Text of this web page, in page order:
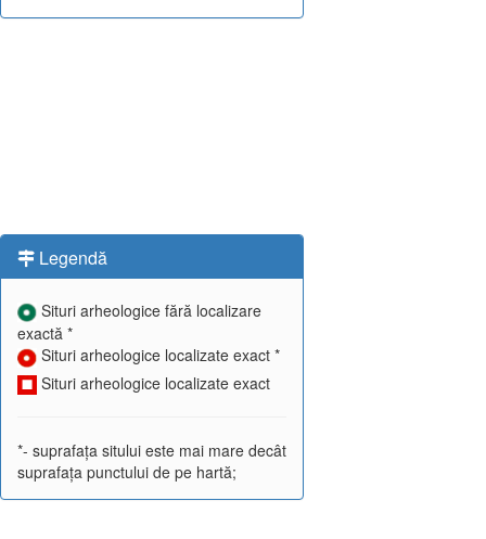
Legendă
Situri arheologice fără localizare
exactă *
Situri arheologice localizate exact *
Situri arheologice localizate exact
*- suprafața sitului este mai mare decât
suprafața punctului de pe hartă;